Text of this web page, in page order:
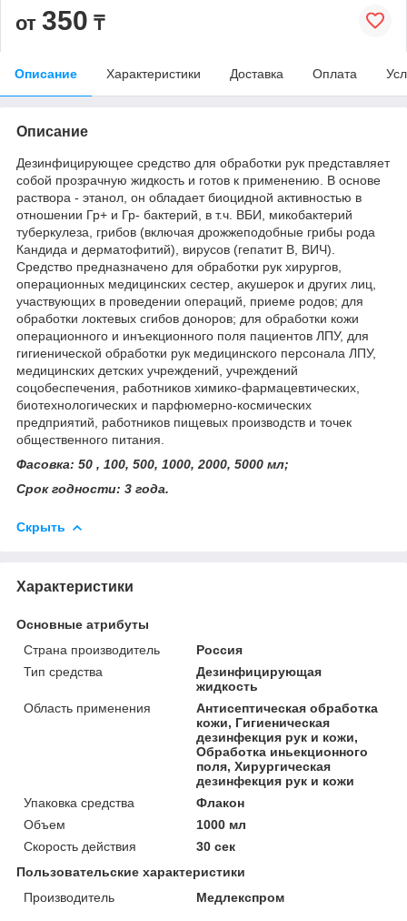
от 350 ₸
Описание Характеристики Доставка Оплата
Описание
Дезинфицирующее средство для обработки рук представляет
собой прозрачную жидкость и готов к применению. В основе
раствора - этанол, он обладает биоцидной активностью в
отношении Гр+ и Гр- бактерий, в т.ч. ВБИ, микобактерий
туберкулеза, грибов (включая дрожжеподобные грибы рода
Кандида и дерматофитий), вирусов (гепатит В, ВИЧ).
Средство предназначено для обработки рук хирургов,
операционных медицинских сестер, акушерок и других лиц,
участвующих в проведении операций, приеме родов; для
обработки локтевых сгибов доноров; для обработки кожи
операционного и инъекционного поля пациентов ЛПУ, для
гигиенической обработки рук медицинского персонала ЛПУ,
медицинских детских учреждений, учреждений
соцобеспечения, работников химико-фармацевтических,
биотехнологических и парфюмерно-космических
предприятий, работников пищевых производств и точек
общественного питания.
Фасовка: 50 , 100, 500, 1000, 2000, 5000 мл;
Срок годности: 3 года.
Скрыть
Характеристики
Основные атрибуты
Страна производитель
Россия
Тип средства
Дезинфицирующая
жидкость
Область применения
Антисептическая обработка
кожи, Гигиеническая
дезинфекция рук и кожи,
Обработка иньекционного
поля, Хирургическая
дезинфекция рук и кожи
Упаковка средства
Флакон
Объем
1000 мл
Скорость действия
30 сек
Пользовательские характеристики
Производитель
Медлекспром